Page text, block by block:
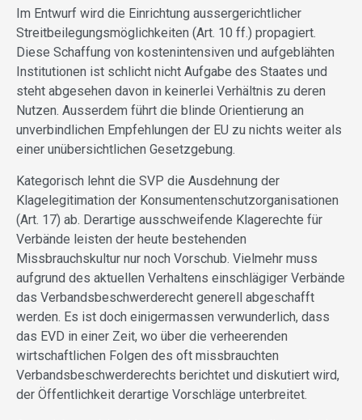
Im Entwurf wird die Einrichtung aussergerichtlicher
Streitbeilegungsmöglichkeiten (Art. 10 ff.) propagiert.
Diese Schaffung von kostenintensiven und aufgeblähten
Institutionen ist schlicht nicht Aufgabe des Staates und
steht abgesehen davon in keinerlei Verhältnis zu deren
Nutzen. Ausserdem führt die blinde Orientierung an
unverbindlichen Empfehlungen der EU zu nichts weiter als
einer unübersichtlichen Gesetzgebung.
Kategorisch lehnt die SVP die Ausdehnung der
Klagelegitimation der Konsumentenschutz­organisationen
(Art. 17) ab. Derartige ausschweifende Klagerechte für
Verbände leisten der heute bestehenden
Missbrauchskultur nur noch Vorschub. Vielmehr muss
aufgrund des aktuellen Verhaltens einschlägiger Verbände
das Verbandsbeschwerderecht generell abgeschafft
werden. Es ist doch einigermassen verwunderlich, dass
das EVD in einer Zeit, wo über die verheerenden
wirtschaftlichen Folgen des oft missbrauchten
Verbandsbeschwerderechts berichtet und diskutiert wird,
der Öffentlichkeit derartige Vorschläge unterbreitet.